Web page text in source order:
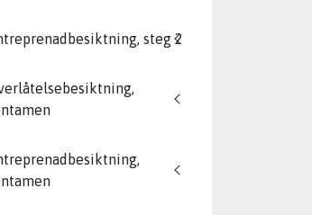
steg 2